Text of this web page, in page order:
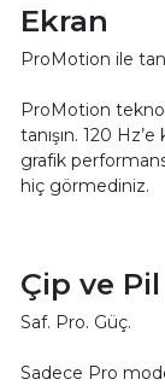
Ekran
ProMotion ile
ProMotion
tanışın. 120
grafik
hiç görmediniz.
Çip ve Pil
Saf. Pro. Güç.
Sadece Pro